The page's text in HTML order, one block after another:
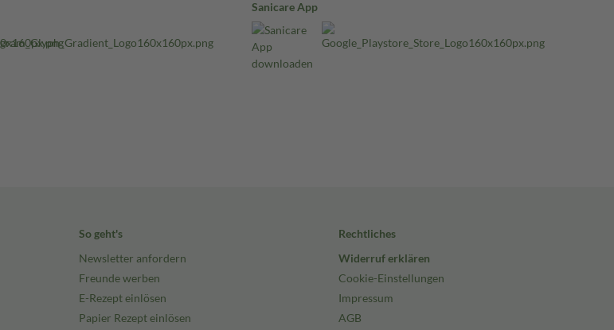
Sanicare App
So geht's
Newsletter anfordern
Freunde werben
E-Rezept einlösen
Papier Rezept einlösen
Rechtliches
Widerruf erklären
Cookie-Einstellungen
Impressum
AGB